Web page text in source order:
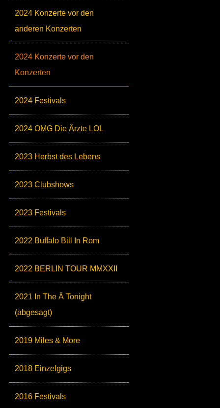
2024 Konzerte vor den
anderen Konzerten
2024 Konzerte vor den
Konzerten
2024 Festivals
2024 OMG Die Ärzte LOL
2023 Herbst des Lebens
2023 Clubshows
2023 Festivals
2022 Buffalo Bill In Rom
2022 BERLIN TOUR MMXXII
2021 In The Ä Tonight
(abgesagt)
2019 Miles & More
2018 Einzelgigs
2016 Festivals